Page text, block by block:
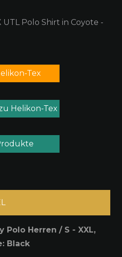
UTL Polo Shirt in Coyote -
Tex
Helikon-Tex
Polo Herren / S - XXL,
Black